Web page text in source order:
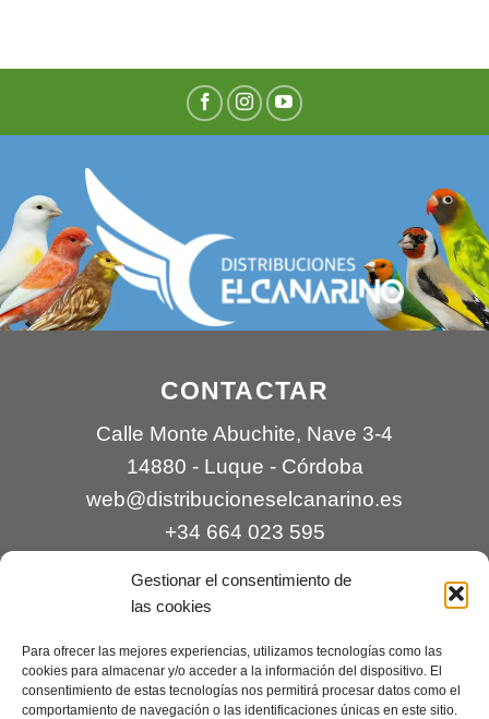
Gestionar el consentimiento de
las cookies
Para ofrecer las mejores experiencias, utilizamos tecnologías como las
cookies para almacenar y/o acceder a la información del dispositivo. El
consentimiento de estas tecnologías nos permitirá procesar datos como el
comportamiento de navegación o las identificaciones únicas en este sitio.
CONTACTAR
Calle Monte Abuchite, Nave 3-4
14880 - Luque - Córdoba
web@distribucioneselcanarino.es
+34 664 023 595